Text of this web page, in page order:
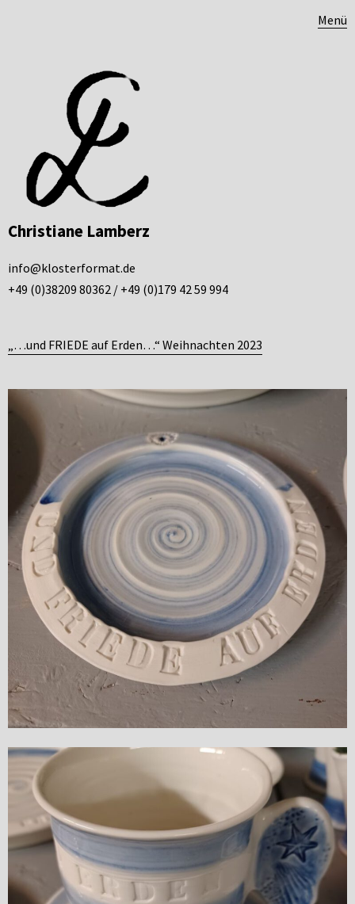
Menü
Christiane Lamberz
info@klosterformat.de
+49 (0)38209 80362 / +49 (0)179 42 59 994
„…und FRIEDE auf Erden…“ Weihnachten 2023